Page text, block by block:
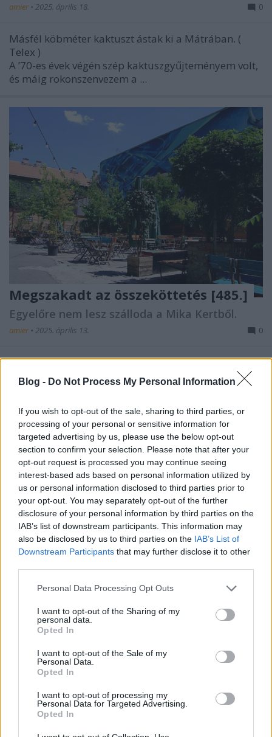
Blog - Do Not Process My Personal Information
If you wish to opt-out of the sale, sharing to third parties, or
processing of your personal or sensitive information for
targeted advertising by us, please use the below opt-out
section to confirm your selection. Please note that after your
opt-out request is processed you may continue seeing
interest-based ads based on personal information utilized by
us or personal information disclosed to third parties prior to
your opt-out. You may separately opt-out of the further
disclosure of your personal information by third parties on the
IAB’s list of downstream participants. This information may
also be disclosed by us to third parties on the IAB’s List of
Downstream Participants that may further disclose it to other
Please note that this website/app uses one or more Google
not limited to your visit or usage behaviour. You may click to
grant or deny consent to Google and its third-party tags to
use your data for below specified purposes in below Google
consent section.
Personal Data Processing Opt Outs
I want to opt-out of the Sharing of my
personal data.
Opted In
I want to opt-out of the Sale of my
Personal Data.
Opted In
I want to opt-out of processing my
Personal Data for Targeted Advertising.
Opted In
amier • 2025. április 18. 0
Másfél köbméter kaktuszt ástak ki a Mátrában. (
Telex )
A ’70-es évek végén szép kaktuszgyűjteményem volt,
és máig rokonszenvezem a ...
Megszakadt az összeköttetés [485.]
Egyelőre nem lesz szálloda a Mika Kertből.
amier • 2025. április 13. 0
Szállodát csinálna a Kazinczy utca ikonikus helyéből
az MNB-botrányról elhíresült cég,
de az önkormányzat közbeszólt. (Telex)
Nincsenek felkészülve [484.]
2025. április 08.
Nyomoznak a Csemeztanyán a marhák tetemeire
sötét folyadékot bemutató videók miatt. (
444.hu
A Hegyeshalom melletti ...